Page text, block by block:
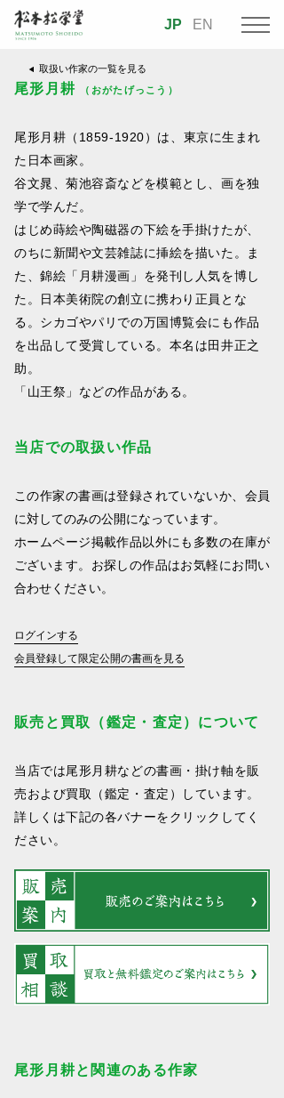
JP EN
取扱い作家の一覧を見る
尾形月耕 （おがたげっこう）
尾形月耕（1859-1920）は、東京に生まれ
た日本画家。
谷文晁、菊池容斎などを模範とし、画を独
学で学んだ。
はじめ蒔絵や陶磁器の下絵を手掛けたが、
のちに新聞や文芸雑誌に挿絵を描いた。ま
た、錦絵「月耕漫画」を発刊し人気を博し
た。日本美術院の創立に携わり正員とな
る。シカゴやパリでの万国博覧会にも作品
を出品して受賞している。本名は田井正之
助。
「山王祭」などの作品がある。
当店での取扱い作品
この作家の書画は登録されていないか、会員
に対してのみの公開になっています。
ホームページ掲載作品以外にも多数の在庫が
ございます。お探しの作品はお気軽にお問い
合わせください。
ログインする
会員登録して限定公開の書画を見る
販売と買取（鑑定・査定）について
当店では尾形月耕などの書画・掛け軸を販
売および買取（鑑定・査定）しています。
詳しくは下記の各バナーをクリックしてく
ださい。
尾形月耕と関連のある作家